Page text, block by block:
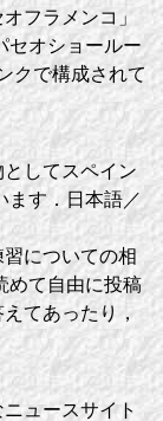
フラメンコ」
セオショールー
クで構成されて
してスペイン
ます．日本語／
についての相
めて自由に投稿
てあったり，
ュースサイト